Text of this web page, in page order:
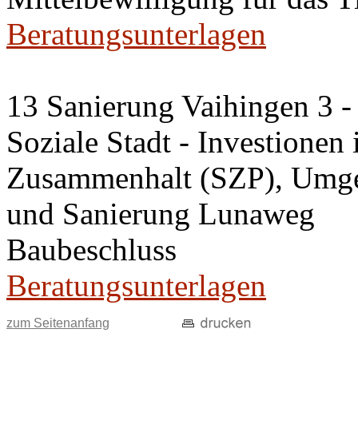
Beratungsunterlagen
13 Sanierung Vaihingen 3
Soziale Stadt -
Zusammenhalt (SZP),
und Sanierung Lunaweg
Baubeschluss
Beratungsunterlagen
zum Seitenanfang